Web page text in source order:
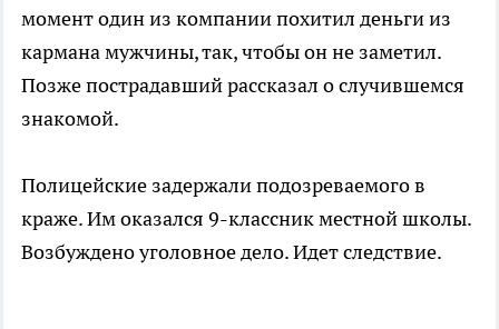
момент один из компании похитил деньги из
кармана мужчины, так, чтобы он не заметил.
Позже пострадавший рассказал о случившемся
знакомой.
Полицейские задержали подозреваемого в
краже. Им оказался 9-классник местной школы.
Возбуждено уголовное дело. Идет следствие.